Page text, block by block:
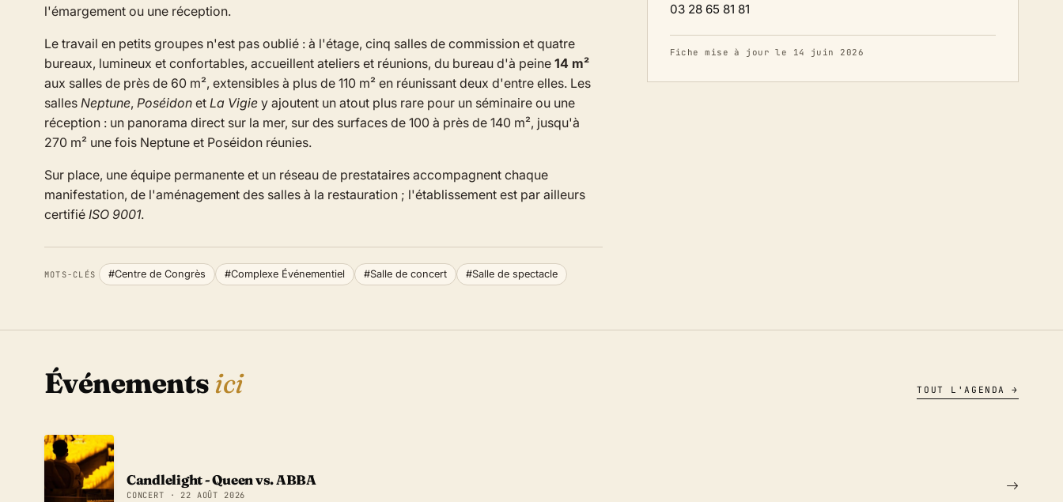
l'émargement ou une réception.
Le travail en petits groupes n'est pas oublié : à l'étage, cinq salles de commission et quatre
bureaux, lumineux et confortables, accueillent ateliers et réunions, du bureau d'à peine 14 m²
aux salles de près de 60 m², extensibles à plus de 110 m² en réunissant deux d'entre elles. Les
salles Neptune, Poséidon et La Vigie y ajoutent un atout plus rare pour un séminaire ou une
réception : un panorama direct sur la mer, sur des surfaces de 100 à près de 140 m², jusqu'à
270 m² une fois Neptune et Poséidon réunies.
Sur place, une équipe permanente et un réseau de prestataires accompagnent chaque
manifestation, de l'aménagement des salles à la restauration ; l'établissement est par ailleurs
certifié ISO 9001.
MOTS-CLÉS #Centre de Congrès #Complexe Événementiel #Salle de concert #Salle de spectacle
03 28 65 81 81
Fiche mise à jour le 14 juin 2026
Événements ici TOUT L'AGENDA →
Candlelight - Queen vs. ABBA
CONCERT · 22 AOÛT 2026